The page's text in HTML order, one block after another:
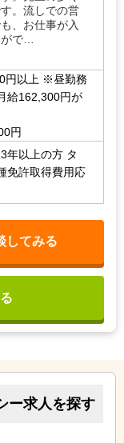
。流しでの営
、お仕事が入
で…
円以上 ※昼勤務
給162,300円が
円
年以上の方 タ
免許取得費用応
してみる
ー求人を探す